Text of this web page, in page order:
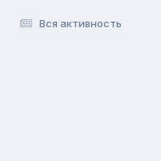
Вся активность